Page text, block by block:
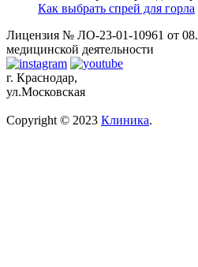
Как выбрать спрей для горла
Лицензия № ЛО-23-01-10961 от
медицинской деятельности
г. Краснодар,
ул.Московская
Copyright © 2023 Клиника.